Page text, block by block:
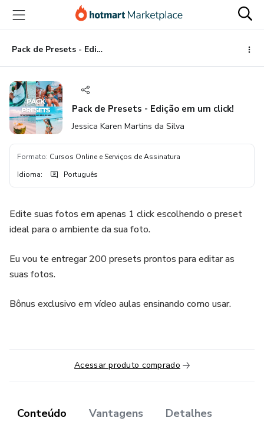
para
conteúdo
principal
para
pagamento
para
rodapé
Pack de Presets - Edição em um click!
Pack de Presets - Edição em um click!
Jessica Karen Martins da Silva
Formato: Cursos Online e Serviços de Assinatura
Idioma: Português
Edite suas fotos em apenas 1 click escolhendo o preset
ideal para o ambiente da sua foto.
Eu vou te entregar 200 presets prontos para editar as
suas fotos.
Bônus exclusivo em vídeo aulas ensinando como usar.
Acessar produto comprado
Conteúdo Vantagens Detalhes